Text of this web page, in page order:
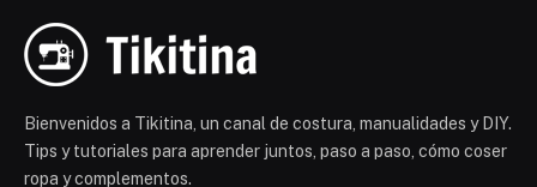
Bienvenidos a Tikitina, un canal de costura, manualidades y DIY.
Tips y tutoriales para aprender juntos, paso a paso, cómo coser
ropa y complementos.